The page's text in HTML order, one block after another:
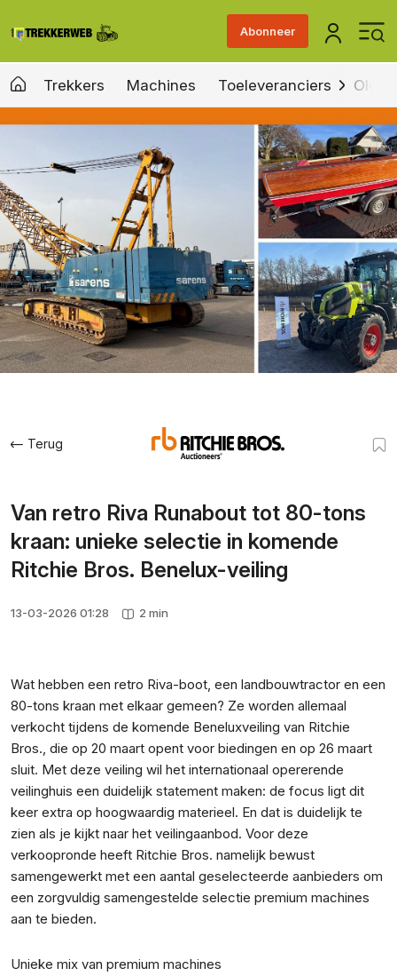
Abonneer
Trekkers Machines Toeleveranciers Old &
Terug
Van retro Riva Runabout tot 80-tons
kraan: unieke selectie in komende
Ritchie Bros. Benelux-veiling
13-03-2026 01:28 2 min
Wat hebben een retro Riva-boot, een landbouwtractor en een
80-tons kraan met elkaar gemeen? Ze worden allemaal
verkocht tijdens de komende Beneluxveiling van Ritchie
Bros., die op 20 maart opent voor biedingen en op 26 maart
sluit. Met deze veiling wil het internationaal opererende
veilinghuis een duidelijk statement maken: de focus ligt dit
keer extra op hoogwaardig materieel. En dat is duidelijk te
zien als je kijkt naar het veilingaanbod. Voor deze
verkoopronde heeft Ritchie Bros. namelijk bewust
samengewerkt met een aantal geselecteerde aanbieders om
een zorgvuldig samengestelde selectie premium machines
aan te bieden.
Unieke mix van premium machines